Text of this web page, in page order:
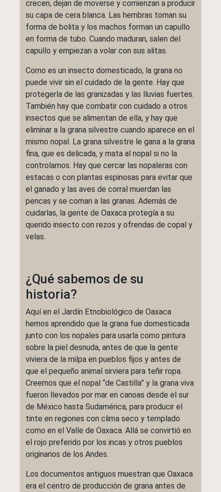
crecen, dejan de moverse y comienzan a producir
su capa de cera blanca. Las hembras toman su
forma de bolita y los machos forman un capullo
en forma de tubo. Cuando maduran, salen del
capullo y empiezan a volar con sus alitas.
Como es un insecto domesticado, la grana no
puede vivir sin el cuidado de la gente. Hay que
protegerla de las granizadas y las lluvias fuertes.
También hay que combatir con cuidado a otros
insectos que se alimentan de ella, y hay que
eliminar a la grana silvestre cuando aparece en el
mismo nopal. La grana silvestre le gana a la grana
fina, que es delicada, y mata al nopal si no la
controlamos. Hay que cercar las nopaleras con
estacas o con plantas espinosas para evitar que
el ganado y las aves de corral muerdan las
pencas y se coman a las granas. Además de
cuidarlas, la gente de Oaxaca protegía a su
querido insecto con rezos y ofrendas de copal y
velas.
¿Qué sabemos de su
historia?
Aquí en el Jardín Etnobiológico de Oaxaca
hemos aprendido que la grana fue domesticada
junto con los nopales para usarla como pintura
sobre la piel desnuda, antes de que la gente
viviera de la milpa en pueblos fijos y antes de
que el pequeño animal sirviera para teñir ropa.
Creemos que el nopal “de Castilla” y la grana viva
fueron llevados por mar en canoas desde el sur
de México hasta Sudamérica, para producir el
tinte en regiones con clima seco y templado
como en el Valle de Oaxaca. Allá se convirtió en
el rojo preferido por los incas y otros pueblos
originarios de los Andes.
Los documentos antiguos muestran que Oaxaca
era el centro de producción de grana antes de